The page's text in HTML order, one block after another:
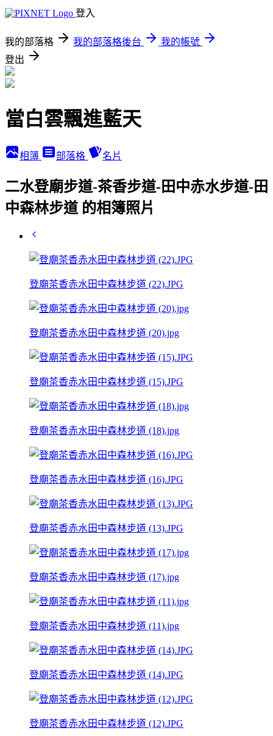
登入
我的部落格 我的部落格後台
我的帳號
登出
當白雲飄進藍天
相簿 部落格 名片
二水登廟步道-茶香步道-田中赤水步道-田
中森林步道 的相簿照片
登廟茶香赤水田中森林步道 (22).JPG
登廟茶香赤水田中森林步道 (20).jpg
登廟茶香赤水田中森林步道 (15).JPG
登廟茶香赤水田中森林步道 (18).jpg
登廟茶香赤水田中森林步道 (16).JPG
登廟茶香赤水田中森林步道 (13).JPG
登廟茶香赤水田中森林步道 (17).jpg
登廟茶香赤水田中森林步道 (11).jpg
登廟茶香赤水田中森林步道 (14).JPG
登廟茶香赤水田中森林步道 (12).JPG